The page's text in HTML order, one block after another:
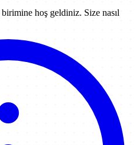
birimine hoş geldiniz. Size nasıl